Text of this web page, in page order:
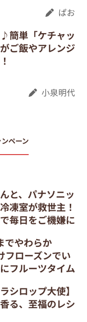
ぱお
簡単「ケチャッ
ご飯やアレンジ
小泉明代
ペーン
と、パナソニッ
凍室が救世主！
毎日をご機嫌に
でやわらか
フローズンでい
フルーツタイム
シロップ大使】
る、至福のレシ